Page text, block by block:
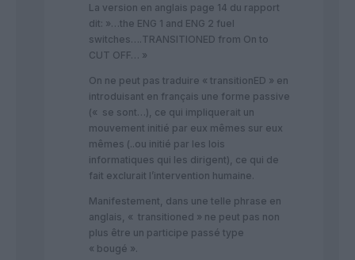
La version en anglais page 14 du rapport
dit: »…the ENG 1 and ENG 2 fuel
switches….TRANSITIONED from On to
CUT OFF… »
On ne peut pas traduire « transitionED » en
introduisant en français une forme passive
(« se sont…), ce qui impliquerait un
mouvement initié par eux mêmes sur eux
mêmes (..ou initié par les lois
informatiques qui les dirigent), ce qui de
fait exclurait l’intervention humaine.
Manifestement, dans une telle phrase en
anglais, « transitioned » ne peut pas non
plus être un participe passé type
« bougé ».